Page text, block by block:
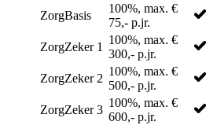
ZorgBasis
100%, max. €
75,- p.jr.
ZorgZeker 1
100%, max. €
300,- p.jr.
ZorgZeker 2
100%, max. €
500,- p.jr.
ZorgZeker 3
100%, max. €
600,- p.jr.